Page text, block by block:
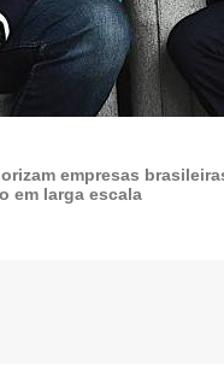
empresas
em larga escala